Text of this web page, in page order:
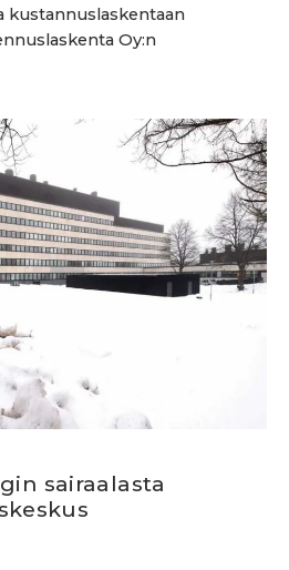
kustannuslaskentaan
Oy:n
sairaalasta